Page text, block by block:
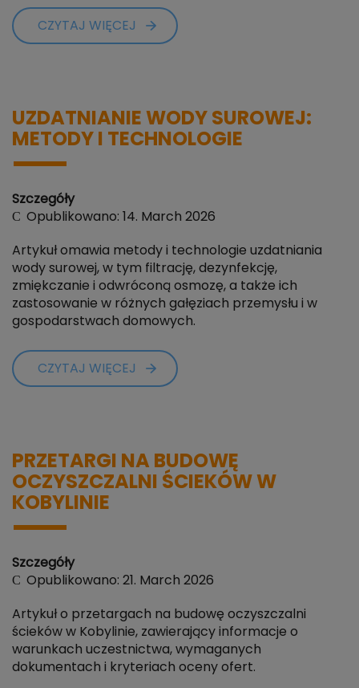
CZYTAJ WIĘCEJ
UZDATNIANIE WODY SUROWEJ:
METODY I TECHNOLOGIE
Szczegóły
Opublikowano: 14. March 2026
Artykuł omawia metody i technologie uzdatniania
wody surowej, w tym filtrację, dezynfekcję,
zmiękczanie i odwróconą osmozę, a także ich
zastosowanie w różnych gałęziach przemysłu i w
gospodarstwach domowych.
CZYTAJ WIĘCEJ
PRZETARGI NA BUDOWĘ
OCZYSZCZALNI ŚCIEKÓW W
KOBYLINIE
Szczegóły
Opublikowano: 21. March 2026
Artykuł o przetargach na budowę oczyszczalni
ścieków w Kobylinie, zawierający informacje o
warunkach uczestnictwa, wymaganych
dokumentach i kryteriach oceny ofert.